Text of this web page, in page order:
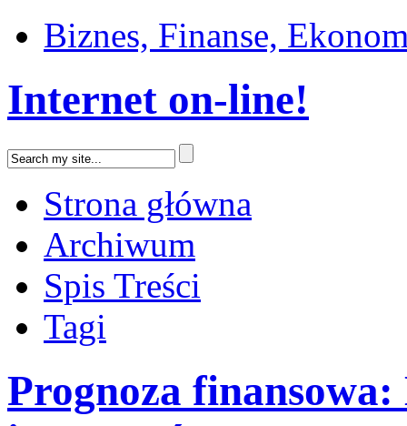
Biznes, Finanse,
Internet on-line!
Strona główna
Archiwum
Spis Treści
Tagi
Prognoza